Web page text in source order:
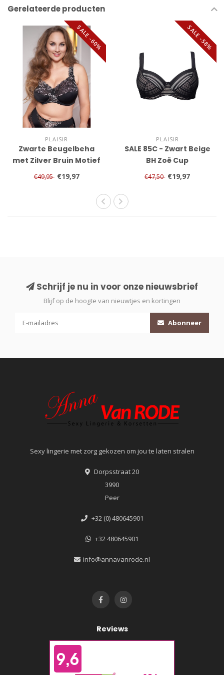
Gerelateerde producten
SALE -60%
PLAISIR
Zwarte Beugelbeha
met Zilver Bruin Motief
€49,95 €19,97
SALE -58%
PLAISIR
SALE 85C - Zwart Beige
BH Zoë Cup
€47,50 €19,97
Schrijf je nu in voor onze nieuwsbrief
Blijf op de hoogte van nieuwtjes en kortingen
Abonneer
Sexy lingerie met zorg gekozen om jou te laten stralen
Dorpsstraat 20
3990
Peer
+32 (0) 480645901
+32 480645901
info@annavanrode.nl
Reviews